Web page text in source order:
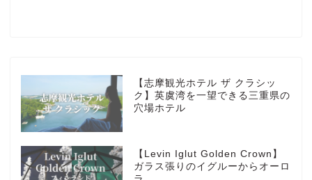
【志摩観光ホテル ザ クラシッ
ク】英虞湾を一望できる三重県の
穴場ホテル
【Levin Iglut Golden Crown】
ガラス張りのイグルーからオーロ
HOTEL
MarriottBonvoy
TRAVEL